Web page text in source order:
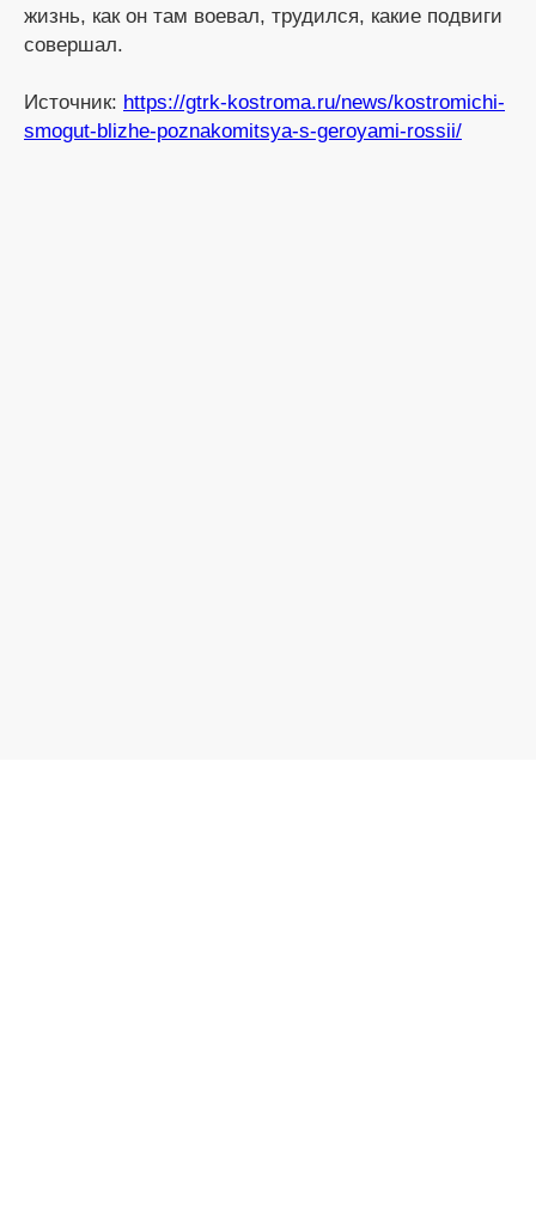
жизнь, как он там воевал, трудился, какие подвиги
совершал.
Источник: https://gtrk-kostroma.ru/news/kostromichi-
smogut-blizhe-poznakomitsya-s-geroyami-rossii/